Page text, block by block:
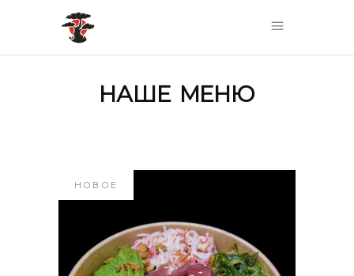
НАШЕ МЕНЮ
НОВОЕ